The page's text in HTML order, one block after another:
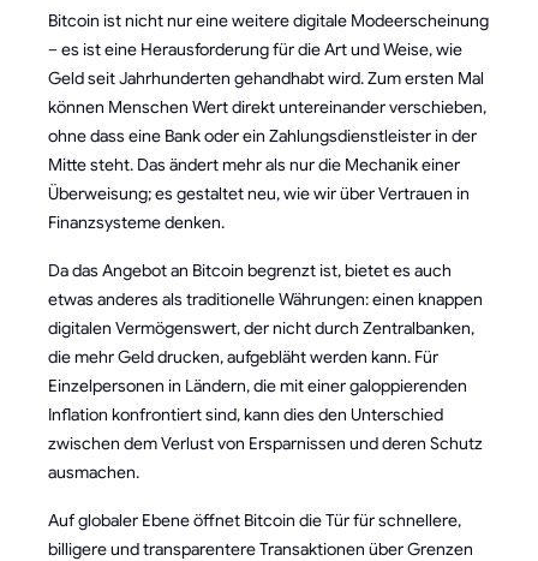
Bitcoin ist nicht nur eine weitere digitale Modeerscheinung
– es ist eine Herausforderung für die Art und Weise, wie
Geld seit Jahrhunderten gehandhabt wird. Zum ersten Mal
können Menschen Wert direkt untereinander verschieben,
ohne dass eine Bank oder ein Zahlungsdienstleister in der
Mitte steht. Das ändert mehr als nur die Mechanik einer
Überweisung; es gestaltet neu, wie wir über Vertrauen in
Finanzsysteme denken.
Da das Angebot an Bitcoin begrenzt ist, bietet es auch
etwas anderes als traditionelle Währungen: einen knappen
digitalen Vermögenswert, der nicht durch Zentralbanken,
die mehr Geld drucken, aufgebläht werden kann. Für
Einzelpersonen in Ländern, die mit einer galoppierenden
Inflation konfrontiert sind, kann dies den Unterschied
zwischen dem Verlust von Ersparnissen und deren Schutz
ausmachen.
Auf globaler Ebene öffnet Bitcoin die Tür für schnellere,
billigere und transparentere Transaktionen über Grenzen